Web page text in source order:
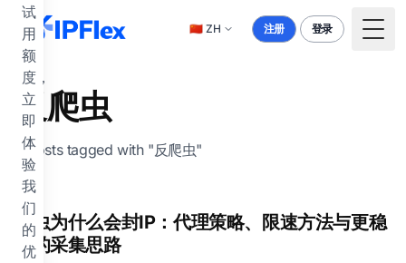
试
用
额
度，
立
即
体
验
我
们
的
优
跳到主要内容
🇨🇳 ZH 注册 登录
反爬虫
3 posts tagged with "反爬虫"
爬虫为什么会封IP：代理策略、限速方法与更稳
妥的采集思路